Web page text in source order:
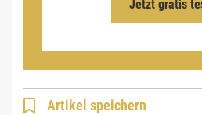
Jetzt gratis
Artikel speichern